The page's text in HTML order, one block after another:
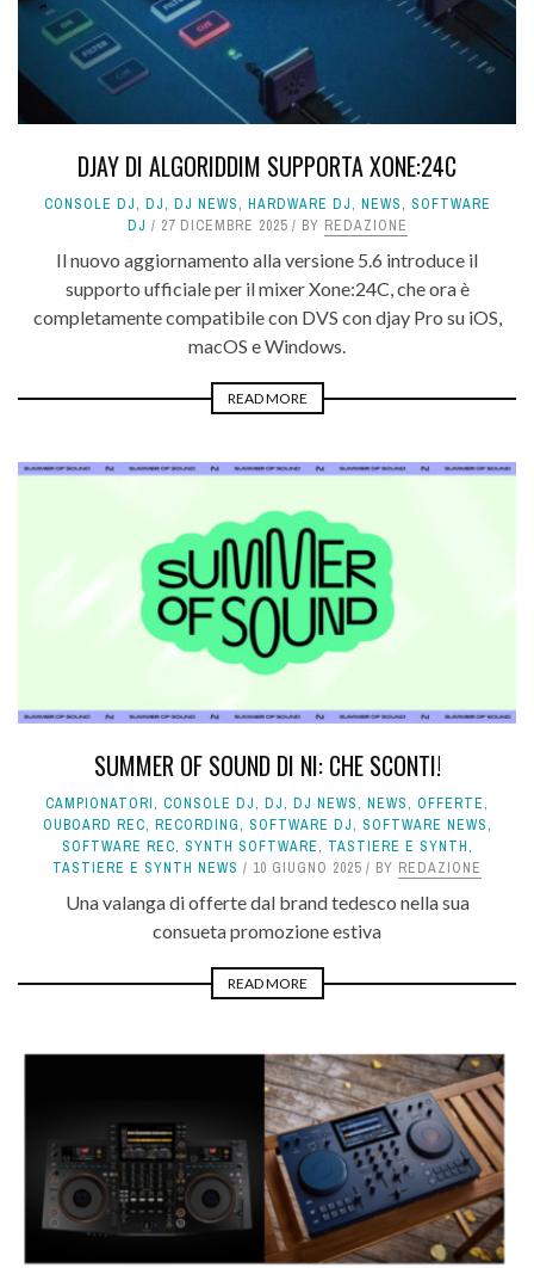
DJAY DI ALGORIDDIM SUPPORTA XONE:24C
CONSOLE DJ, DJ, DJ NEWS, HARDWARE DJ, NEWS, SOFTWARE
DJ
27 DICEMBRE 2025 BY REDAZIONE
Il nuovo aggiornamento alla versione 5.6 introduce il
supporto ufficiale per il mixer Xone:24C, che ora è
completamente compatibile con DVS con djay Pro su iOS,
macOS e Windows.
READ MORE
SUMMER OF SOUND DI NI: CHE SCONTI!
CAMPIONATORI, CONSOLE DJ, DJ, DJ NEWS, NEWS, OFFERTE,
OUBOARD REC, RECORDING, SOFTWARE DJ, SOFTWARE NEWS,
SOFTWARE REC, SYNTH SOFTWARE, TASTIERE E SYNTH,
TASTIERE E SYNTH NEWS
10 GIUGNO 2025 BY REDAZIONE
Una valanga di offerte dal brand tedesco nella sua
consueta promozione estiva
READ MORE